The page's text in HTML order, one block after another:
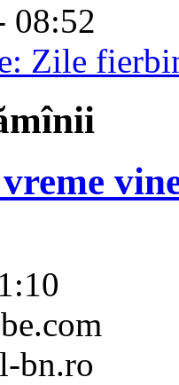
08:52
Zile
bn.ro